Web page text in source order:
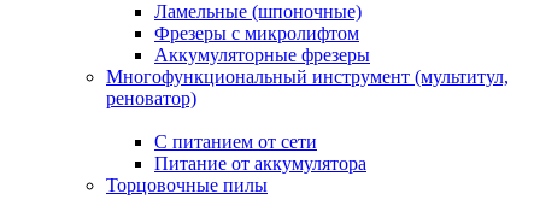
Ламельные (шпоночные)
Фрезеры с микролифтом
Аккумуляторные фрезеры
Многофункциональный инструмент (мультитул,
реноватор)
С питанием от сети
Питание от аккумулятора
Торцовочные пилы